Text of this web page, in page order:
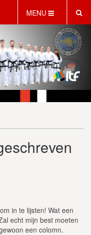
MENU
in te lijsten! Wat een
echt mijn best moeten
een colomn.